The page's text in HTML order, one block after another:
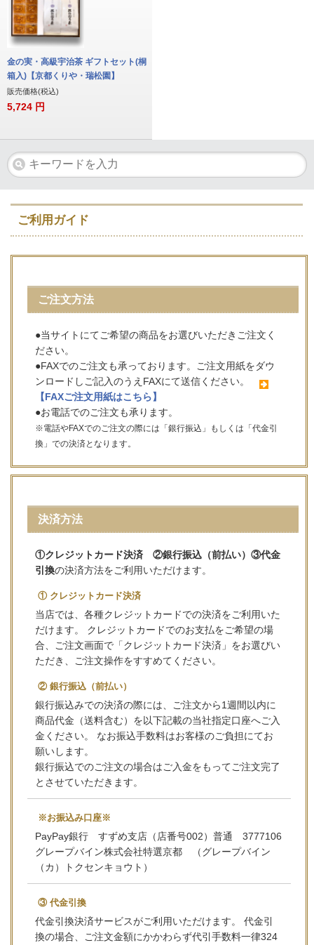
金の実・高級宇治茶 ギフトセット(桐
箱入)【京都くりや・瑞松園】
販売価格(税込)
5,724 円
ご利用ガイド
ご注文方法
●当サイトにてご希望の商品をお選びいただきご注文く
ださい。
●FAXでのご注文も承っております。ご注文用紙をダウ
ンロードしご記入のうえFAXにて送信ください。
【FAXご注文用紙はこちら】
●お電話でのご注文も承ります。
※電話やFAXでのご注文の際には「銀行振込」もしくは「代金引
換」での決済となります。
決済方法
①クレジットカード決済 ②銀行振込（前払い）③代金
引換の決済方法をご利用いただけます。
① クレジットカード決済
当店では、各種クレジットカードでの決済をご利用いた
だけます。 クレジットカードでのお支払をご希望の場
合、ご注文画面で「クレジットカード決済」をお選びい
ただき、ご注文操作をすすめてください。
② 銀行振込（前払い）
銀行振込みでの決済の際には、ご注文から1週間以内に
商品代金（送料含む）を以下記載の当社指定口座へご入
金ください。 なお振込手数料はお客様のご負担にてお
願いします。
銀行振込でのご注文の場合はご入金をもってご注文完了
とさせていただきます。
※お振込み口座※
PayPay銀行 すずめ支店（店番号002）普通 3777106
グレープバイン株式会社特選京都 （グレープバイン
（カ）トクセンキョウト）
③ 代金引換
代金引換決済サービスがご利用いただけます。 代金引
換の場合、ご注文金額にかかわらず代引手数料一律324